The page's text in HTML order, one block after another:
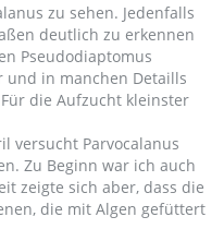
zu sehen. Jedenfalls
deutlich zu erkennen
Pseudodiaptomus
und in manchen Detaills
die Aufzucht kleinster
versucht Parvocalanus
Zu Beginn war ich auch
zeigte sich aber, dass die
die mit Algen gefüttert